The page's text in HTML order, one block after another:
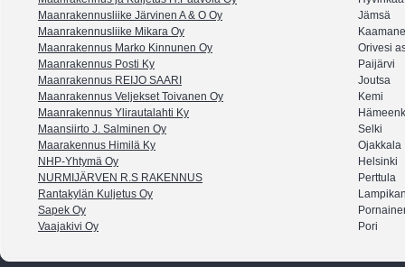
Maanrakennusliike Järvinen A & O Oy
Jämsä
Maanrakennusliike Mikara Oy
Maanrakennus Marko Kinnunen Oy
Orivesi
Maanrakennus Posti Ky
Paijärvi
Maanrakennus REIJO SAARI
Joutsa
Maanrakennus Veljekset Toivanen Oy
Kemi
Maanrakennus Ylirautalahti Ky
Maansiirto J. Salminen Oy
Selki
Maarakennus Himilä Ky
Ojakkala
NHP-Yhtymä Oy
Helsinki
NURMIJÄRVEN R.S RAKENNUS
Perttula
Rantakylän Kuljetus Oy
Sapek Oy
Vaajakivi Oy
Pori